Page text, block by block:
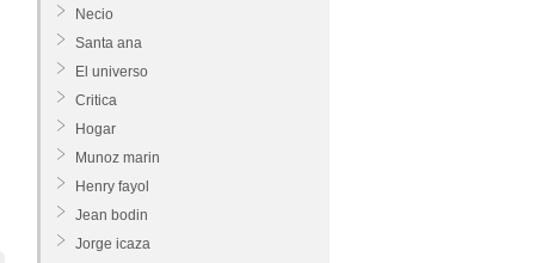
Necio
Santa ana
El universo
Critica
Hogar
Munoz marin
Henry fayol
Jean bodin
Jorge icaza